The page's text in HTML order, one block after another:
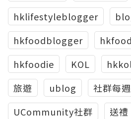
hklifestyleblogger
hkfoodblogger
hkfoodie
KOL
旅遊
ublog
社群每
UCommunity社群
送禮